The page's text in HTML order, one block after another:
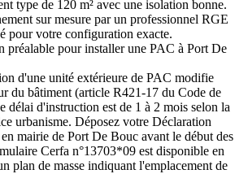
type de 120 m² avec une isolation bonne.
sur mesure par un professionnel RGE
pour votre configuration exacte.
préalable pour installer une PAC à Port De
d'une unité extérieure de PAC modifie
du bâtiment (article R421-17 du Code de
délai d'instruction est de 1 à 2 mois selon la
urbanisme. Déposez votre Déclaration
mairie de Port De Bouc avant le début des
Cerfa n°13703*09 est disponible en
plan de masse indiquant l'emplacement de